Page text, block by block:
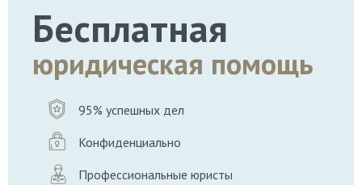
Бесплатная
юридическая помощь
95% успешных дел
Конфиденциально
Профессиональные юристы